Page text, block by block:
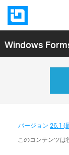
Windows
バージョン26.1 (
このコンテンツは